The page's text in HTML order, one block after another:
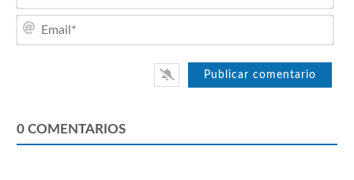
0 COMENTARIOS